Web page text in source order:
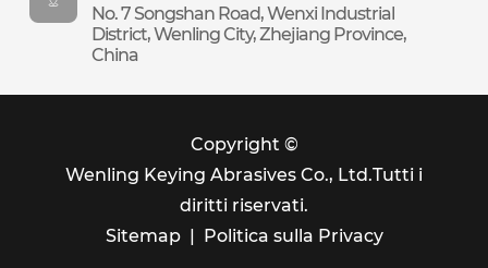
No. 7 Songshan Road, Wenxi Industrial
District, Wenling City, Zhejiang Province,
China
Copyright ©
Wenling Keying Abrasives Co., Ltd.Tutti i
diritti riservati.
Sitemap| Politica sulla Privacy